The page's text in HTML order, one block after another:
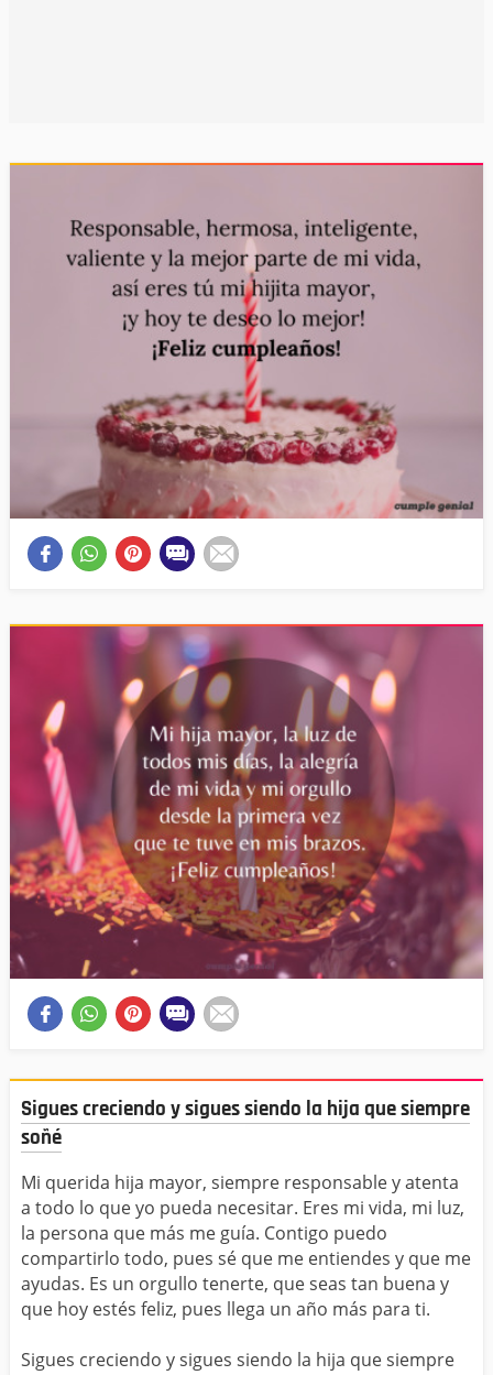
Sigues creciendo y sigues siendo la hija que siempre
soñé
Mi querida hija mayor, siempre responsable y atenta
a todo lo que yo pueda necesitar. Eres mi vida, mi luz,
la persona que más me guía. Contigo puedo
compartirlo todo, pues sé que me entiendes y que me
ayudas. Es un orgullo tenerte, que seas tan buena y
que hoy estés feliz, pues llega un año más para ti.
Sigues creciendo y sigues siendo la hija que siempre